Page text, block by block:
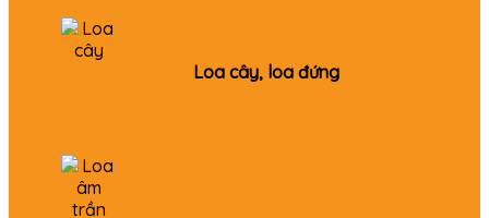
Loa cây, loa đứng